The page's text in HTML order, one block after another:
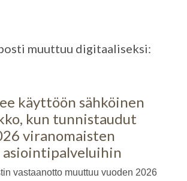
muuttuu digitaaliseksi:
käyttöön sähköinen
kun tunnistaudut
viranomaisten
asiointipalveluihin
vastaanotto muuttuu vuoden 2026